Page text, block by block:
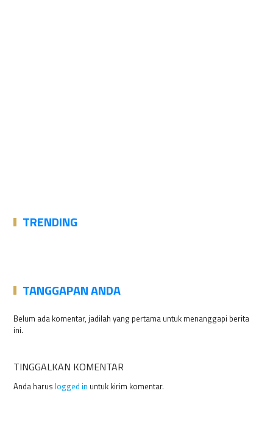
TRENDING
TANGGAPAN ANDA
Belum ada komentar, jadilah yang pertama untuk menanggapi berita
ini.
TINGGALKAN KOMENTAR
Anda harus logged in untuk kirim komentar.